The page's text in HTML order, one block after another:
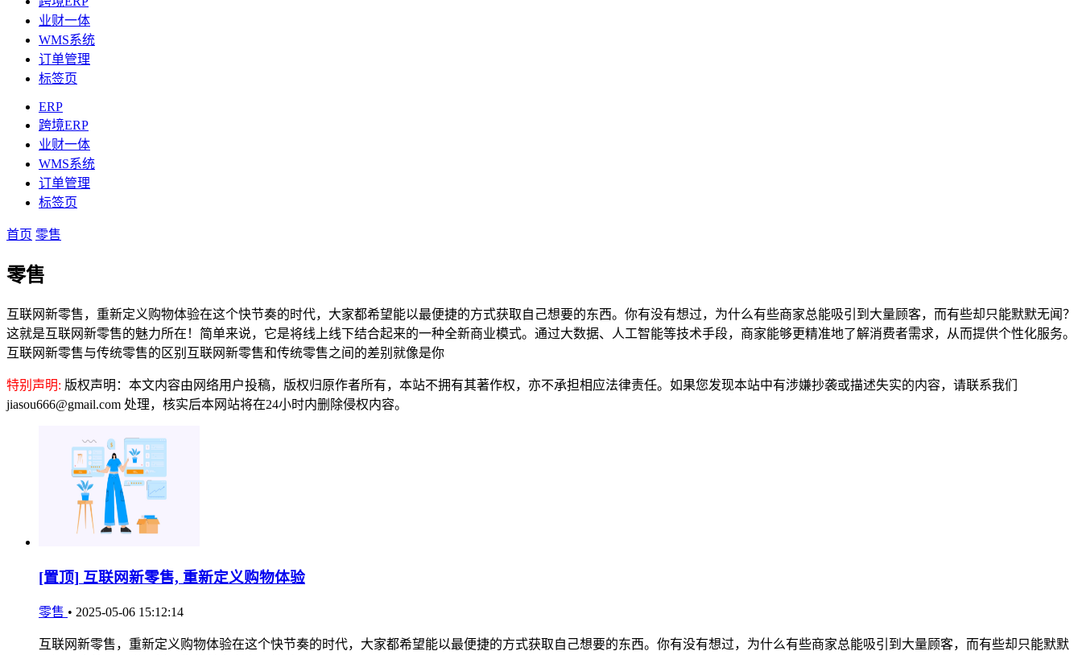
业财一体
WMS系统
订单管理
标签页
ERP
跨境ERP
业财一体
WMS系统
订单管理
标签页
首页 零售
零售
互联网新零售，重新定义购物体验在这个快节奏的时代，大家都希望能以最便捷的方式获取自己想要的东西。你有没有想过，为什么有些商家总能吸引到大量顾客，而有些却只能默默无闻？
这就是互联网新零售的魅力所在！简单来说，它是将线上线下结合起来的一种全新商业模式。通过大数据、人工智能等技术手段，商家能够更精准地了解消费者需求，从而提供个性化服务。
互联网新零售与传统零售的区别互联网新零售和传统零售之间的差别就像是你
特别声明: 版权声明：本文内容由网络用户投稿，版权归原作者所有，本站不拥有其著作权，亦不承担相应法律责任。如果您发现本站中有涉嫌抄袭或描述失实的内容，请联系我们
jiasou666@gmail.com 处理，核实后本网站将在24小时内删除侵权内容。
[置顶] 互联网新零售, 重新定义购物体验
零售 • 2025-05-06 15:12:14
互联网新零售，重新定义购物体验在这个快节奏的时代，大家都希望能以最便捷的方式获取自己想要的东西。你有没有想过，为什么有些商家总能吸引到大量顾客，而有些却只能默默